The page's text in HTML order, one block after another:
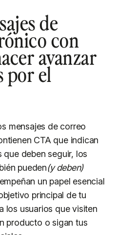
de
con
avanzar
por el
mensajes de correo
CTA que indican
que deben seguir, los
pueden(y deben)
un papel esencial
principal de tu
los usuarios que visiten
producto o sigan tus